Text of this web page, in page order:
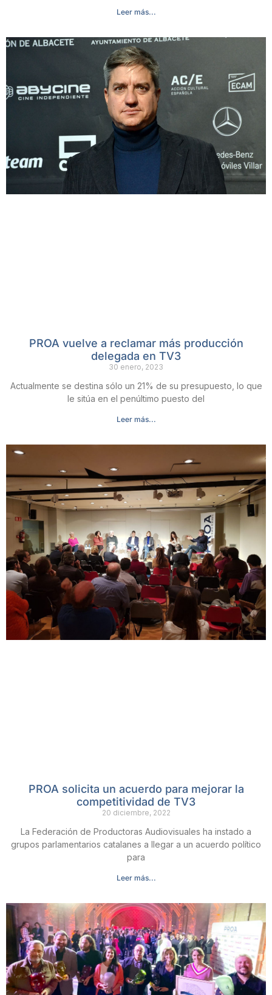
Leer más...
PROA vuelve a reclamar más producción
delegada en TV3
30 enero, 2023
Actualmente se destina sólo un 21% de su presupuesto, lo que
le sitúa en el penúltimo puesto del
Leer más...
PROA solicita un acuerdo para mejorar la
competitividad de TV3
20 diciembre, 2022
La Federación de Productoras Audiovisuales ha instado a
grupos parlamentarios catalanes a llegar a un acuerdo político
para
Leer más...